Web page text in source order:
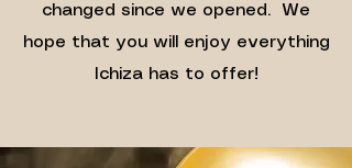
changed since we opened. We
hope that you will enjoy everything
Ichiza has to offer!